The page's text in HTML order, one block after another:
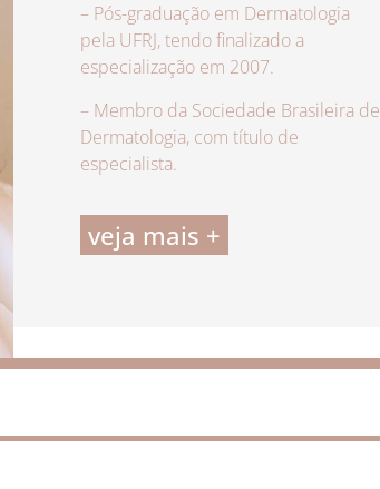
– Pós-graduação em Dermatologia
pela UFRJ, tendo finalizado a
especialização em 2007.
– Membro da Sociedade Brasileira de
Dermatologia, com título de
especialista.
veja mais +